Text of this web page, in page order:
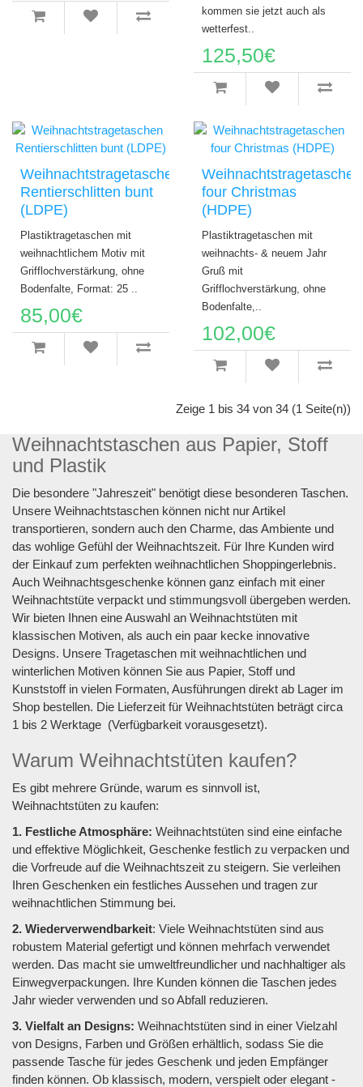
kommen sie jetzt auch als
wetterfest..
125,50€
Weihnachtstragetaschen
Rentierschlitten bunt
(LDPE)
Plastiktragetaschen mit
weihnachtlichem Motiv mit
Grifflochverstärkung, ohne
Bodenfalte, Format: 25 ..
85,00€
Weihnachtstragetaschen
four Christmas
(HDPE)
Plastiktragetaschen mit
weihnachts- & neuem Jahr
Gruß mit
Grifflochverstärkung, ohne
Bodenfalte,..
102,00€
Zeige 1 bis 34 von 34 (1 Seite(n))
Weihnachtstaschen aus Papier, Stoff
und Plastik
Die besondere "Jahreszeit" benötigt diese besonderen Taschen.
Unsere Weihnachtstaschen können nicht nur Artikel
transportieren, sondern auch den Charme, das Ambiente und
das wohlige Gefühl der Weihnachtszeit. Für Ihre Kunden wird
der Einkauf zum perfekten weihnachtlichen Shoppingerlebnis.
Auch Weihnachtsgeschenke können ganz einfach mit einer
Weihnachtstüte verpackt und stimmungsvoll übergeben werden.
Wir bieten Ihnen eine Auswahl an Weihnachtstüten mit
klassischen Motiven, als auch ein paar kecke innovative
Designs. Unsere Tragetaschen mit weihnachtlichen und
winterlichen Motiven können Sie aus Papier, Stoff und
Kunststoff in vielen Formaten, Ausführungen direkt ab Lager im
Shop bestellen. Die Lieferzeit für Weihnachtstüten beträgt circa
1 bis 2 Werktage (Verfügbarkeit vorausgesetzt).
Warum Weihnachtstüten kaufen?
Es gibt mehrere Gründe, warum es sinnvoll ist,
Weihnachtstüten zu kaufen:
1. Festliche Atmosphäre: Weihnachtstüten sind eine einfache
und effektive Möglichkeit, Geschenke festlich zu verpacken und
die Vorfreude auf die Weihnachtszeit zu steigern. Sie verleihen
Ihren Geschenken ein festliches Aussehen und tragen zur
weihnachtlichen Stimmung bei.
2. Wiederverwendbarkeit: Viele Weihnachtstüten sind aus
robustem Material gefertigt und können mehrfach verwendet
werden. Das macht sie umweltfreundlicher und nachhaltiger als
Einwegverpackungen. Ihre Kunden können die Taschen jedes
Jahr wieder verwenden und so Abfall reduzieren.
3. Vielfalt an Designs: Weihnachtstüten sind in einer Vielzahl
von Designs, Farben und Größen erhältlich, sodass Sie die
passende Tasche für jedes Geschenk und jeden Empfänger
finden können. Ob klassisch, modern, verspielt oder elegant -